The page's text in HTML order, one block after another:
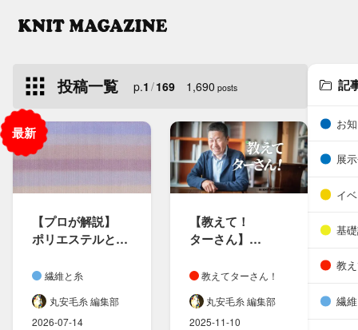
投稿一覧 p.1 /169 1,690 posts
【プロが​解説】
ポリエステルと​
（ナイロン）の​
違いとは？​
ニット製品の​
繊維と糸
丸安毛糸 編集部
2026-07-14
【教えて！​
ターさん​】
「染色」に​ついて
教えてターさん！
丸安毛糸 編集部
2025-11-10
記
お
展
イ
基
教
繊